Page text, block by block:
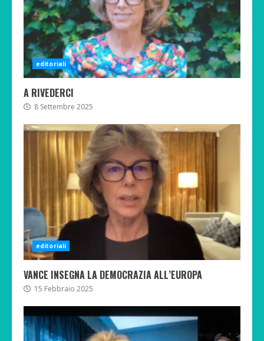
editoriali
A RIVEDERCI
8 Settembre 2025
editoriali
VANCE INSEGNA LA DEMOCRAZIA ALL’EUROPA
15 Febbraio 2025